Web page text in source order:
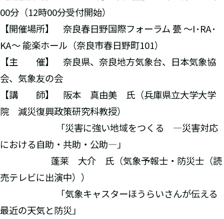
00分（12時00分受付開始）
【開催場所】 奈良春日野国際フォーラム 甍 ～I･RA･
KA～ 能楽ホール（奈良市春日野町101）
【主 催】 奈良県、奈良地方気象台、日本気象協
会、気象友の会
【講 師】 阪本 真由美 氏（兵庫県立大学大学
院 減災復興政策研究科教授）
「災害に強い地域をつくる ―災害対応
における自助・共助・公助―」
蓬莱 大介 氏（気象予報士・防災士（読
売テレビに出演中））
「気象キャスターほうらいさんが伝える
最近の天気と防災」